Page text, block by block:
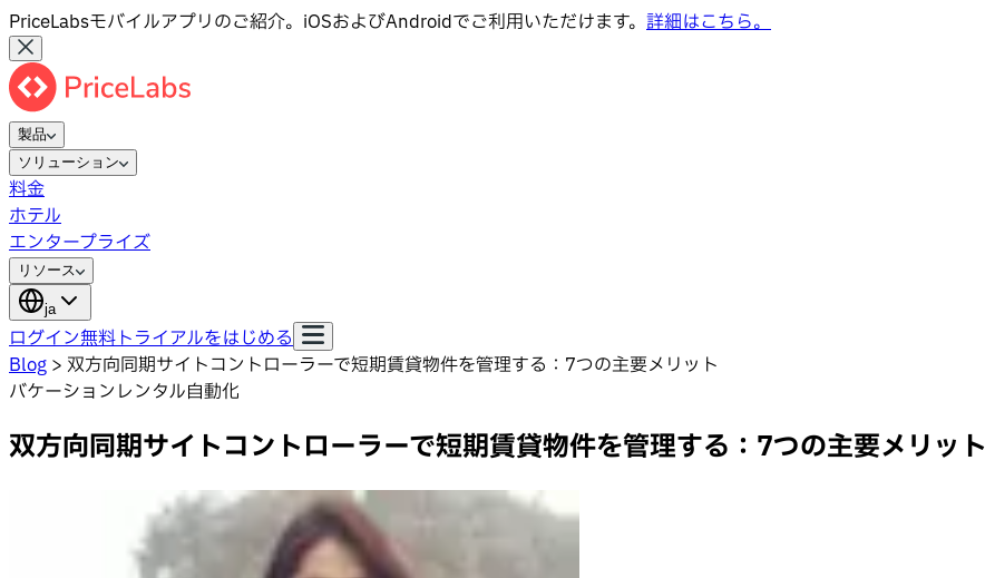
PriceLabsモバイルアプリのご紹介。iOSおよびAndroidでご利用いただけます。 詳細はこちら。
製品
ソリューション
料金
ホテル
エンタープライズ
リソース
ja
ログイン無料トライアルをはじめる
Blog > 双方向同期サイトコントローラーで短期賃貸物件を管理する：7つの主要メリット
バケーションレンタル自動化
双方向同期サイトコントローラーで短期賃貸物件を管理する：7つの主要メリット